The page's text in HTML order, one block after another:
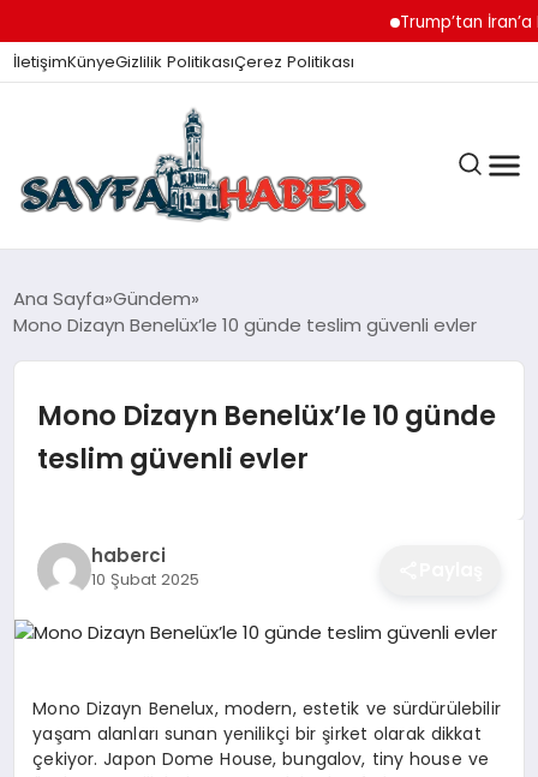
Trump’tan İran’a
İletişimKünyeGizlilik PolitikasıÇerez Politikası
ANA SAYFA
İZMIR HABERLERI
EĞITIM
SAĞLIK
Ana Sayfa Gündem
Mono Dizayn Benelüx’le 10 günde teslim güvenli evler
Mono Dizayn Benelüx’le 10 günde
teslim güvenli evler
haberci
10 Şubat 2025
Mono Dizayn Benelux, modern, estetik ve sürdürülebilir
yaşam alanları sunan yenilikçi bir şirket olarak dikkat
çekiyor. Japon Dome House, bungalov, tiny house ve